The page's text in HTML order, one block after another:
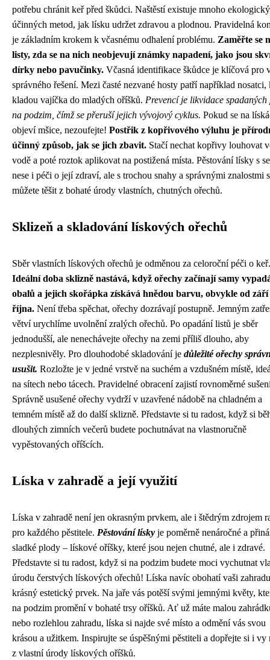
potřebu chránit keř před škůdci. Naštěstí existuje mnoho
účinných metod, jak lísku udržet zdravou a plodnou. Pravidelná
je základním krokem k včasnému odhalení problému. Zaměřte se
listy, zda se na nich neobjevují známky napadení, jako jsou
dírky nebo pavučinky. Včasná identifikace škůdce je klíčová pro
správného řešení. Mezi časté nezvané hosty patří například nosatci,
kladou vajíčka do mladých oříšků. Prevencí je likvidace spadaných
na podzim, čímž se přeruší jejich vývojový cyklus. Pokud se na
objeví mšice, nezoufejte! Postřik z kopřivového výluhu je
účinný způsob, jak se jich zbavit. Stačí nechat kopřivy louhovat
vodě a poté roztok aplikovat na postižená místa. Pěstování lísky s
nese i péči o její zdraví, ale s trochou snahy a správnými znalostmi
můžete těšit z bohaté úrody vlastních, chutných ořechů.
Sklizeň a skladování lískových ořechů
Sběr vlastních lískových ořechů je odměnou za celoroční péči o keř.
Ideální doba sklizně nastává, když ořechy začínají samy
obalů a jejich skořápka získává hnědou barvu, obvykle od září
října. Není třeba spěchat, ořechy dozrávají postupně. Jemným
větví urychlíme uvolnění zralých ořechů. Po opadání listů je sběr
jednodušší, ale nenechávejte ořechy na zemi příliš dlouho, aby
nezplesnivěly. Pro dlouhodobé skladování je důležité ořechy
usušit. Rozložte je v jedné vrstvě na suchém a vzdušném místě,
na sítech nebo tácech. Pravidelné obracení zajistí rovnoměrné
Správně usušené ořechy vydrží v uzavřené nádobě na chladném a
temném místě až do další sklizně. Představte si tu radost, když si
dlouhých zimních večerů budete pochutnávat na vlastnoručně
vypěstovaných oříšcích.
Líska v zahradě a její využití
Líska v zahradě není jen okrasným prvkem, ale i štědrým zdrojem
pro každého pěstitele. Pěstování lísky je poměrně nenáročné a
sladké plody – lískové oříšky, které jsou nejen chutné, ale i zdravé.
Představte si tu radost, když si na podzim budete moci vychutnat
úrodu čerstvých lískových ořechů! Líska navíc obohatí vaši
krásný estetický prvek. Na jaře vás potěší svými jemnými květy,
na podzim promění v bohaté trsy oříšků. Ať už máte malou
nebo rozlehlou zahradu, líska si najde své místo a odmění vás svou
krásou a užitkem. Inspirujte se úspěšnými pěstiteli a dopřejte si i vy
z vlastní úrody lískových oříšků.